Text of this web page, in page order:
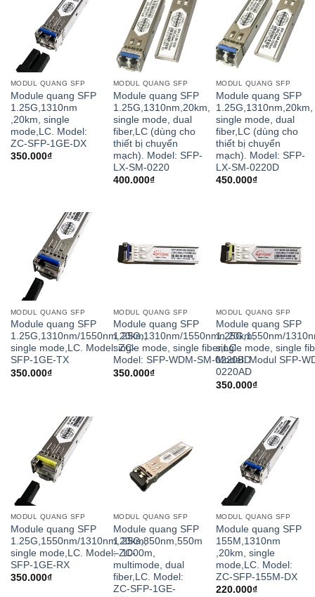
MODUL QUANG SFP
Module quang SFP
1.25G,1310nm
,20km, single
mode,LC. Model:
ZC-SFP-1GE-DX
350.000₫
MODUL QUANG SFP
Module quang SFP
1.25G,1310nm,20km,
single mode, dual
fiber,LC (dùng cho
thiết bị chuyển
mạch). Model: SFP-
LX-SM-0220
400.000₫
MODUL QUANG SFP
Module quang SFP
1.25G,1310nm,20km,
single mode, dual
fiber,LC (dùng cho
thiết bị chuyển
mạch). Model: SFP-
LX-SM-0220D
450.000₫
MODUL QUANG SFP
Module quang SFP
1.25G,1310nm/1550nm,20km,
single mode,LC. Model: ZC-
SFP-1GE-TX
350.000₫
MODUL QUANG SFP
Module quang SFP
1.25G,1310nm/1550nmn,20km,
single mode, single fiber,LC .
Model: SFP-WDM-SM-0220BD
350.000₫
MODUL QUANG SFP
Module quang SFP
1.25G,1550nm/
single mode, single
Model: Modul SFP-
0220AD
350.000₫
MODUL QUANG SFP
Module quang SFP
1.25G,1550nm/1310nm,20km,
single mode,LC. Model: ZC-
SFP-1GE-RX
350.000₫
MODUL QUANG SFP
Module quang SFP
1.25G,850nm,550m
– 1000m,
multimode, dual
fiber,LC. Model:
ZC-SFP-1GE-
MODUL QUANG SFP
Module quang SFP
155M,1310nm
,20km, single
mode,LC. Model:
ZC-SFP-155M-DX
220.000₫